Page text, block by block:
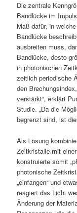
Die zentrale
Bandlücke im
Maß dafür, in
Bandlücke
ausbreiten muss,
Bandlücke, desto
in photonischen
zeitlich periodische
den
verstärkt“, erklärt
Studie. „Da die
begrenzt sind, ist
Als Lösung
Zeitkristalle mit
konstruierte somit
photonische
„einfangen“ und
reagiert das Licht
Änderung der